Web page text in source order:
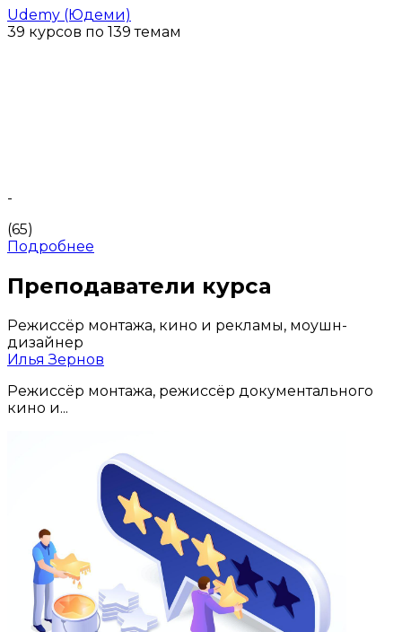
Udemy (Юдеми)
39 курсов по 139 темам
-
(65)
Подробнее
Преподаватели курса
Режиссёр монтажа, кино и рекламы, моушн-
дизайнер
Илья Зернов
Режиссёр монтажа, режиссёр документального
кино и...